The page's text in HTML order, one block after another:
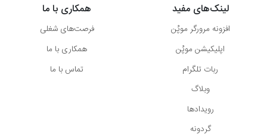
لینک‌های مفید
افزونه مرورگر موپُن
اپلیکیشن موپُن
ربات تلگرام
وبلاگ
رویدادها
گردونه
همکاری با ما
فرصت‌های شغلی
همکاری با ما
تماس با ما